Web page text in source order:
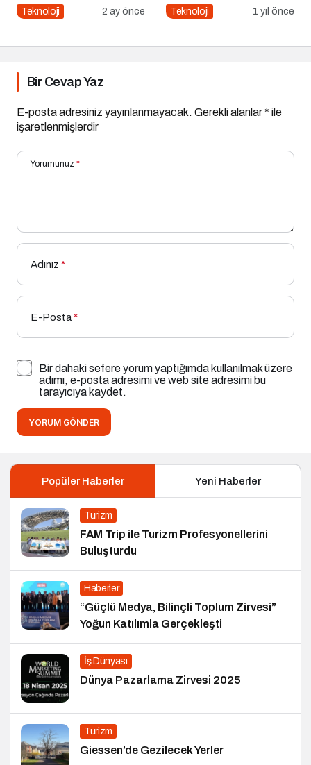
Kullanılır?
Teknoloji 2 ay önce Teknoloji 1 yıl önce
Bir Cevap Yaz
E-posta adresiniz yayınlanmayacak. Gerekli alanlar* ile
işaretlenmişlerdir
Yorumunuz *
Adınız *
E-Posta*
Bir dahaki sefere yorum yaptığımda kullanılmak üzere
adımı, e-posta adresimi ve web site adresimi bu
tarayıcıya kaydet.
YORUM GÖNDER
Popüler Haberler Yeni Haberler
Turizm
FAM Trip ile Turizm Profesyonellerini
Buluşturdu
Haberler
“Güçlü Medya, Bilinçli Toplum Zirvesi”
Yoğun Katılımla Gerçekleşti
İş Dünyası
Dünya Pazarlama Zirvesi 2025
Turizm
Giessen’de Gezilecek Yerler